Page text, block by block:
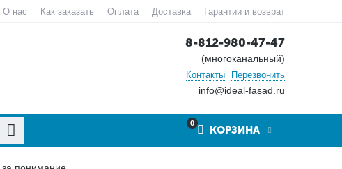
О нас Как заказать Оплата Доставка Гарантии и возврат
8-812-980-47-47
(многоканальный)
Контакты Перезвонить
info@ideal-fasad.ru
0
КОРЗИНА